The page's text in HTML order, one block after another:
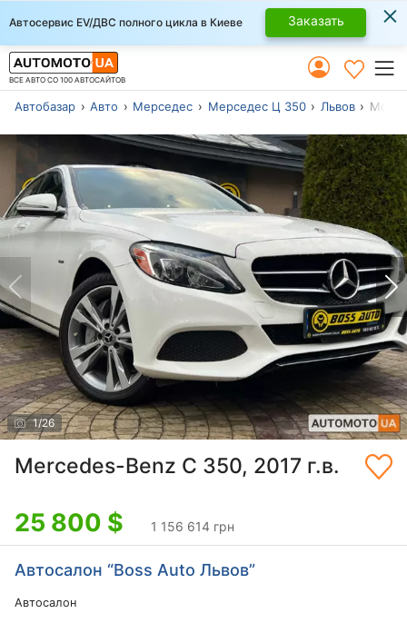
Автосервис EV/ДВС полного цикла в Киеве Заказать ×
ВСЕ АВТО СО 100 АВТОСАЙТОВ
Автобазар Авто Мерседес Мерседес Ц 350 Львов
1/26
Mercedes-Benz C 350, 2017 г.в.
25 800 $ 1 156 614 грн
Автосалон “Boss Auto Львов”
Автосалон